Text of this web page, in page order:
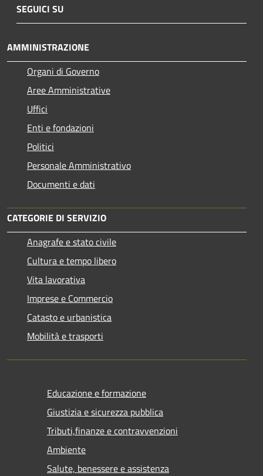
SEGUICI SU
AMMINISTRAZIONE
Organi di Governo
Aree Amministrative
Uffici
Enti e fondazioni
Politici
Personale Amministrativo
Documenti e dati
CATEGORIE DI SERVIZIO
Anagrafe e stato civile
Cultura e tempo libero
Vita lavorativa
Imprese e Commercio
Catasto e urbanistica
Mobilità e trasporti
Educazione e formazione
Giustizia e sicurezza pubblica
Tributi,finanze e contravvenzioni
Ambiente
Salute, benessere e assistenza